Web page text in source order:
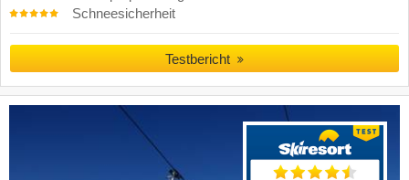
Schneesicherheit
Testbericht